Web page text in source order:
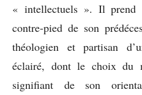
« intellectuels ». Il prend
contre-pied de son
théologien et partisan
éclairé, dont le choix du
signifiant de son